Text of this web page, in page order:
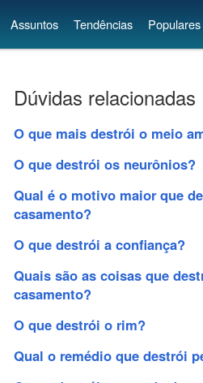
Assuntos Tendências Populares
Dúvidas relacionadas
O que mais destrói o meio
O que destrói os neurônios?
Qual é o motivo maior que
casamento?
O que destrói a confiança?
Quais são as coisas que
casamento?
O que destrói o rim?
Qual o remédio que destrói